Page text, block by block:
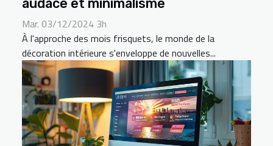
audace et minimalisme
Mar. 03/12/2024 3h
À l'approche des mois frisquets, le monde de la
décoration intérieure s'enveloppe de nouvelles...